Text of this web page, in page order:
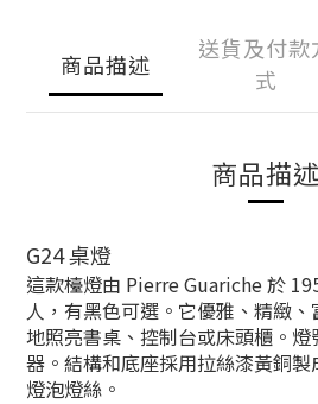
商品描述
送貨及付款
式
商品描述
G24 桌燈
這款檯燈由 Pierre Guariche 於
人，有黑色可選。它優雅、精緻
地照亮書桌、控制台或床頭櫃。 燈
器。結構和底座採用拉絲漆黃銅製
燈泡燈絲。